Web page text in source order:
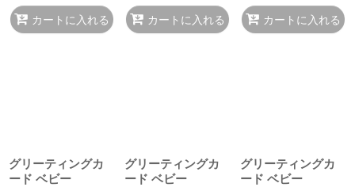
カートに入れる カートに入れる カートに入れる
グリーティングカ
ード ベビー
グリーティングカ
ード ベビー
グリーティングカ
ード ベビー